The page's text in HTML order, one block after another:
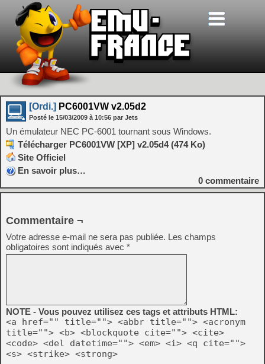
[Ordi.] PC6001VW v2.05d2
Posté le 15/03/2009 à 10:56 par Jets
Un émulateur NEC PC-6001 tournant sous Windows.
Télécharger PC6001VW [XP] v2.05d4 (474 Ko)
Site Officiel
En savoir plus…
0 commentaire
Commentaire ¬
Votre adresse e-mail ne sera pas publiée. Les champs
obligatoires sont indiqués avec *
NOTE - Vous pouvez utilisez ces tags et attributs HTML:
<a href="" title=""> <abbr title=""> <acronym
title=""> <b> <blockquote cite=""> <cite>
<code> <del datetime=""> <em> <i> <q cite="">
<s> <strike> <strong>